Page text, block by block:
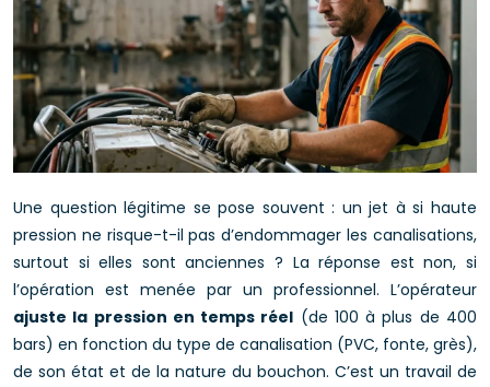
Une question légitime se pose souvent : un jet à si haute
pression ne risque-t-il pas d’endommager les canalisations,
surtout si elles sont anciennes ? La réponse est non, si
l’opération est menée par un professionnel. L’opérateur
ajuste la pression en temps réel (de 100 à plus de 400
bars) en fonction du type de canalisation (PVC, fonte, grès),
de son état et de la nature du bouchon. C’est un travail de